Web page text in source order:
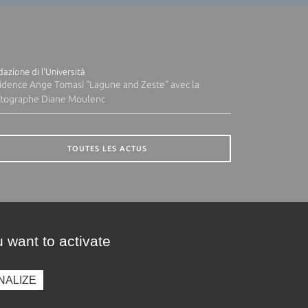
di l'Università
Ange Tomasi "Lagune and Zeste" avec la
Diane Moulenc
TOUTES LES ACTUS
want to activate